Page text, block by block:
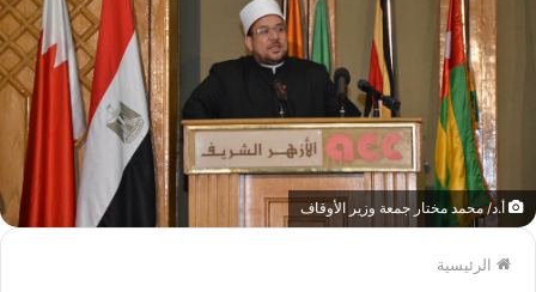
أ.د/ محمد مختار جمعة وزير الأوقاف
الرئيسية